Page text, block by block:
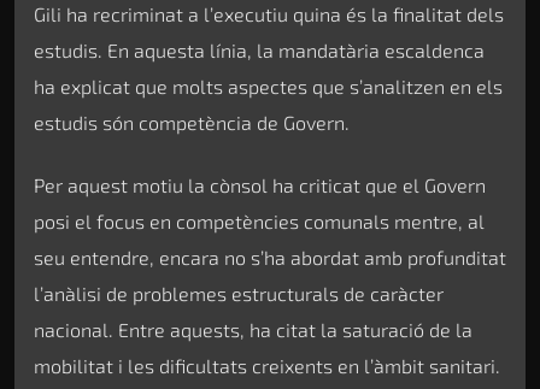
Gili ha recriminat a l’executiu quina és la finalitat dels
estudis. En aquesta línia, la mandatària escaldenca
ha explicat que molts aspectes que s’analitzen en els
estudis són competència de Govern.
Per aquest motiu la cònsol ha criticat que el Govern
posi el focus en competències comunals mentre, al
seu entendre, encara no s’ha abordat amb profunditat
l’anàlisi de problemes estructurals de caràcter
nacional. Entre aquests, ha citat la saturació de la
mobilitat i les dificultats creixents en l’àmbit sanitari.